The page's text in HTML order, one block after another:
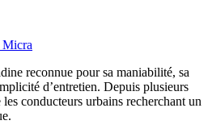
Micra
reconnue pour sa maniabilité, sa
d’entretien. Depuis plusieurs
conducteurs urbains recherchant un